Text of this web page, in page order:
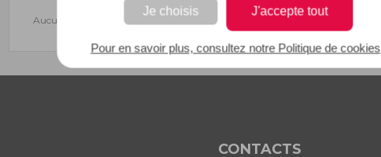
Je choisis J'accepte tout
Pour en savoir plus, consultez notre Politique de cookies
Aucune description.
CONTACTS